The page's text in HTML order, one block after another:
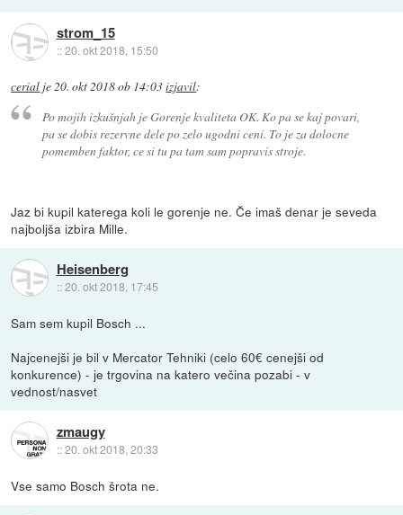
strom_15
::20. okt 2018, 15:50
cerial je20. okt 2018 ob 14:03izjavil:
Po mojih izkušnjah je Gorenje kvaliteta OK. Ko pa se kaj povari,
pa se dobis rezervne dele po zelo ugodni ceni. To je za dolocne
pomemben faktor, ce si tu pa tam sam popravis stroje.
Jaz bi kupil katerega koli le gorenje ne. Če imaš denar je seveda
najboljša izbira Mille.
Heisenberg
::20. okt 2018, 17:45
Sam sem kupil Bosch ...
Najcenejši je bil v Mercator Tehniki (celo 60€ cenejši od
konkurence) - je trgovina na katero večina pozabi - v
vednost/nasvet
zmaugy
::20. okt 2018, 20:33
Vse samo Bosch šrota ne.